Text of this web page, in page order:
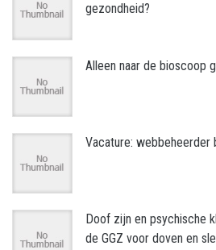
gezondheid?
Alleen naar de bioscoop
Vacature: webbeheerder
Doof zijn en psychische
de GGZ voor doven en